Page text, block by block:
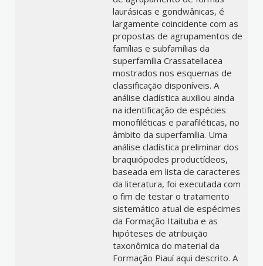
laurásicas e gondwânicas, é
largamente coincidente com as
propostas de agrupamentos de
famílias e subfamílias da
superfamília Crassatellacea
mostrados nos esquemas de
classificação disponíveis. A
análise cladística auxiliou ainda
na identificação de espécies
monofiléticas e parafiléticas, no
âmbito da superfamília. Uma
análise cladística preliminar dos
braquiópodes productídeos,
baseada em lista de caracteres
da literatura, foi executada com
o fim de testar o tratamento
sistemático atual de espécimes
da Formação Itaituba e as
hipóteses de atribuição
taxonômica do material da
Formação Piauí aqui descrito. A